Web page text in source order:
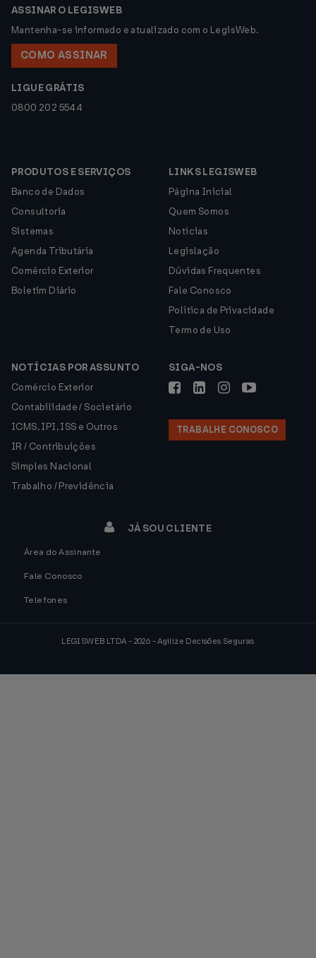
ASSINAR O LEGISWEB
Mantenha-se informado e atualizado com o LegisWeb.
COMO ASSINAR
LIGUE GRÁTIS
0800 202 5544
PRODUTOS E SERVIÇOS
Banco de Dados
Consultoria
Sistemas
Agenda Tributária
Comércio Exterior
Boletim Diário
LINKS LEGISWEB
Página Inicial
Quem Somos
Notícias
Legislação
Dúvidas Frequentes
Fale Conosco
Política de Privacidade
Termo de Uso
NOTÍCIAS POR ASSUNTO
Comércio Exterior
Contabilidade / Societário
ICMS, IPI, ISS e Outros
IR / Contribuições
Simples Nacional
Trabalho / Previdência
SIGA-NOS
TRABALHE CONOSCO
JÁ SOU CLIENTE
Área do Assinante
Fale Conosco
Telefones
LEGISWEB LTDA - 2026 - Agilize Decisões Seguras